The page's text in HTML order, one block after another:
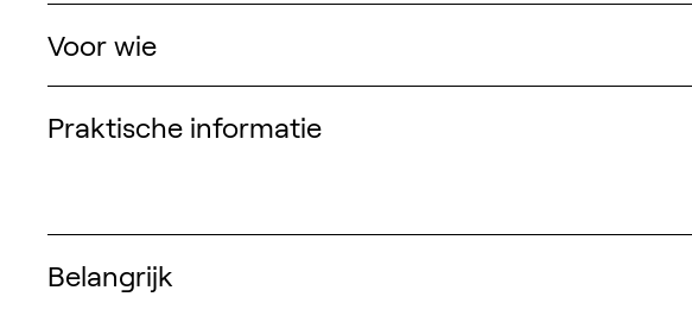
Voor wie
Praktische informatie
Belangrijk